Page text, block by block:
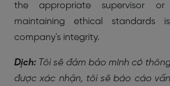
the appropriate supervisor
maintaining ethical standards
company's integrity.
Dịch: Tôi sẽ đảm bảo mình có
được xác nhận, tôi sẽ báo cáo